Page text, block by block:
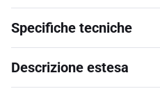
Specifiche tecniche
Descrizione estesa